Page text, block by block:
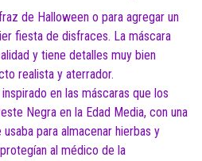
de Halloween o para agregar un
fiesta de disfraces. La máscara
y tiene detalles muy bien
realista y aterrador.
en las máscaras que los
Negra en la Edad Media, con una
para almacenar hierbas y
al médico de la